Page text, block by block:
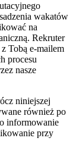
wakatów
na
Rekruter
Tobą e-mailem
procesu
nasze
niniejszej
również po
informowanie
przy